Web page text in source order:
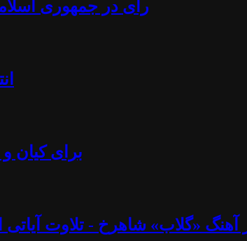
رأی در جمهوری
برای کیان
«گلاب» شاهرخ - تلاوت آیاتی از منجلاب قرآن (۸۲) -